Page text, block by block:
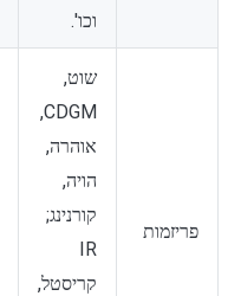
וכו'.
פריזמות
שוט,
CDGM,
אוהרה,
הויה,
קורנינג;
IR
קריסטל,